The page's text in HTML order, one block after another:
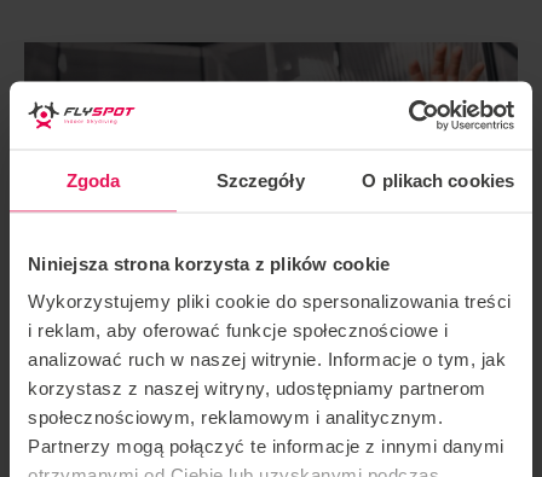
Zgoda Szczegóły O plikach cookies
Niniejsza strona korzysta z plików cookie
Wykorzystujemy pliki cookie do spersonalizowania treści
i reklam, aby oferować funkcje społecznościowe i
analizować ruch w naszej witrynie. Informacje o tym, jak
korzystasz z naszej witryny, udostępniamy partnerom
społecznościowym, reklamowym i analitycznym.
Partnerzy mogą połączyć te informacje z innymi danymi
4 ПЕРЕЛЬОТИ ДЛЯ
ОСОБИ ДО 14 РОКІВ.
РІК ЖИТТЯ
ЗАМОВЛЯЙТЕ КВИТКИ НА
ЛІТАК